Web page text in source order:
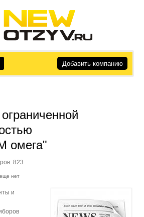
Добавить компанию
омега"
823
нет
и